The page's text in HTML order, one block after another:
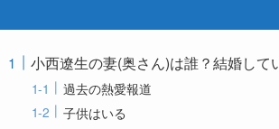
小西遼生の妻(奥さん)は誰？結婚して
過去の熱愛報道
子供はいる